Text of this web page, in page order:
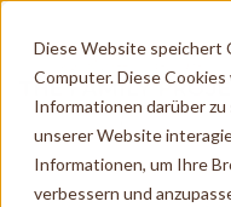
Diese Website speichert
Computer. Diese
Informationen darüber zu
unserer Website
Informationen, um Ihre
verbessern und